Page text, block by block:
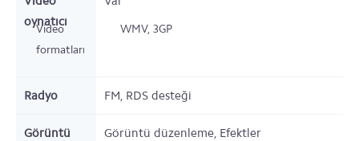
oynatıcı
Video
formatları
WMV, 3GP
Radyo FM, RDS desteği
Görüntü
Görüntü düzenleme, Efektler